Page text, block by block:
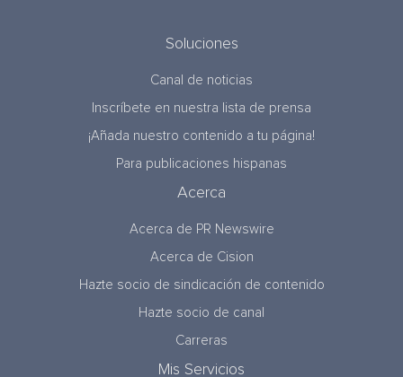
Soluciones
Canal de noticias
Inscríbete en nuestra lista de prensa
¡Añada nuestro contenido a tu página!
Para publicaciones hispanas
Acerca
Acerca de PR Newswire
Acerca de Cision
Hazte socio de sindicación de contenido
Hazte socio de canal
Carreras
Mis Servicios